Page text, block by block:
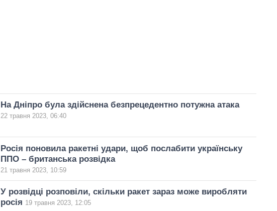
На Дніпро була здійснена безпрецедентно потужна атака
22 травня 2023, 06:40
Росія поновила ракетні удари, щоб послабити українську
ППО – британська розвідка
21 травня 2023, 10:59
У розвідці розповіли, скільки ракет зараз може виробляти
росія 19 травня 2023, 12:05